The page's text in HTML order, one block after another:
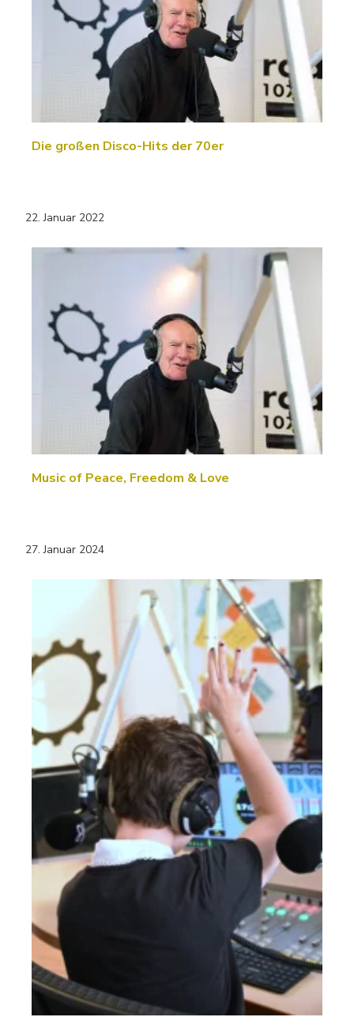
Die großen Disco-Hits der 70er
22. Januar 2022
Music of Peace, Freedom & Love
27. Januar 2024